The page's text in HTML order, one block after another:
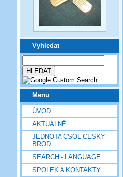
Vyhledat
Menu
ÚVOD
AKTUÁLNĚ
JEDNOTA ČSOL ČESKÝ
BROD
SEARCH - LANGUAGE
SPOLEK A KONTAKTY